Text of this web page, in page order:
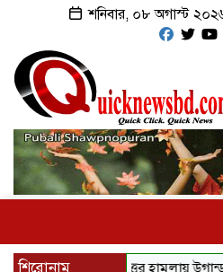
শনিবার, ০৮ অগাস্ট
শিরোনাম